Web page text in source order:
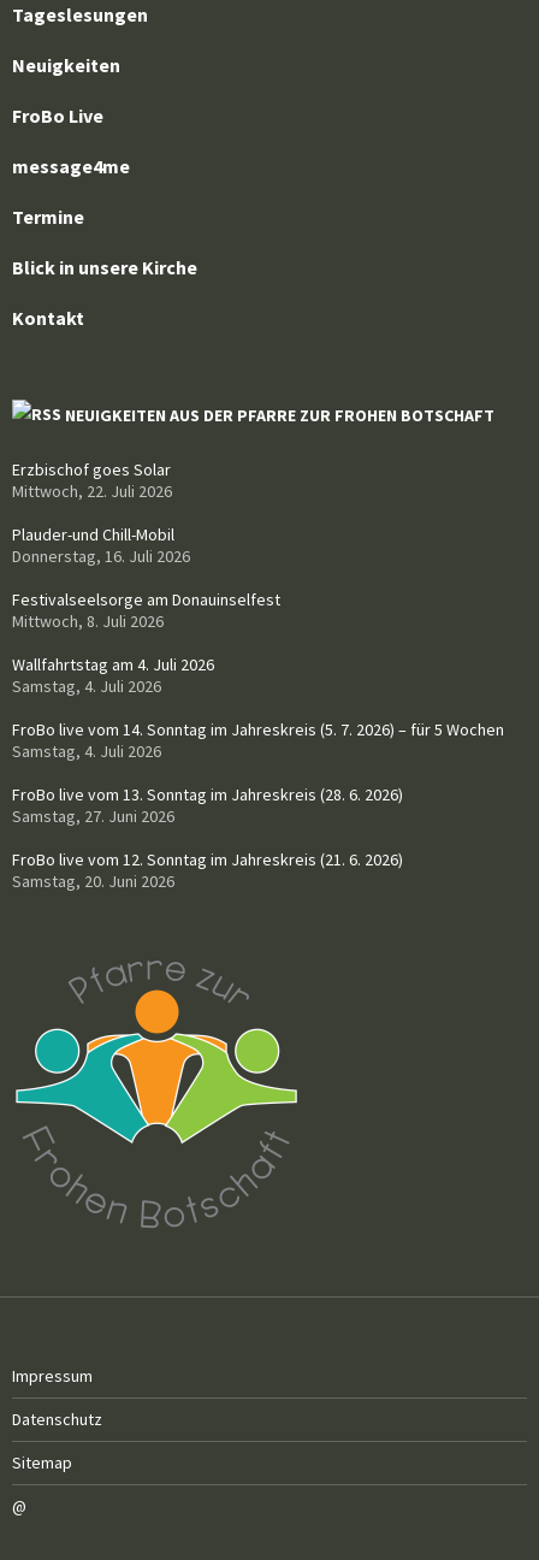
Tageslesungen
Neuigkeiten
FroBo Live
message4me
Termine
Blick in unsere Kirche
Kontakt
NEUIGKEITEN AUS DER PFARRE ZUR FROHEN BOTSCHAFT
Erzbischof goes Solar
Mittwoch, 22. Juli 2026
Plauder-und Chill-Mobil
Donnerstag, 16. Juli 2026
Festivalseelsorge am Donauinselfest
Mittwoch, 8. Juli 2026
Wallfahrtstag am 4. Juli 2026
Samstag, 4. Juli 2026
FroBo live vom 14. Sonntag im Jahreskreis (5. 7. 2026) – für 5 Wochen
Samstag, 4. Juli 2026
FroBo live vom 13. Sonntag im Jahreskreis (28. 6. 2026)
Samstag, 27. Juni 2026
FroBo live vom 12. Sonntag im Jahreskreis (21. 6. 2026)
Samstag, 20. Juni 2026
Impressum
Datenschutz
Sitemap
@